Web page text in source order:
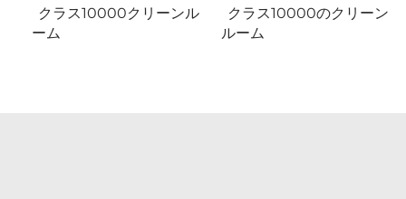
クラス10000クリーンル
ーム
クラス10000のクリーン
ルーム